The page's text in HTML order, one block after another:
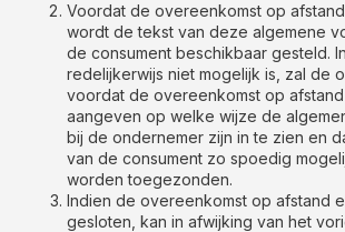
Voordat de overeenkomst op
wordt de tekst van deze algemene
de consument beschikbaar gesteld.
redelijkerwijs niet mogelijk is, zal de
voordat de overeenkomst op
aangeven op welke wijze de
bij de ondernemer zijn in te zien en
van de consument zo spoedig
worden toegezonden.
Indien de overeenkomst op afstand
gesloten, kan in afwijking van het